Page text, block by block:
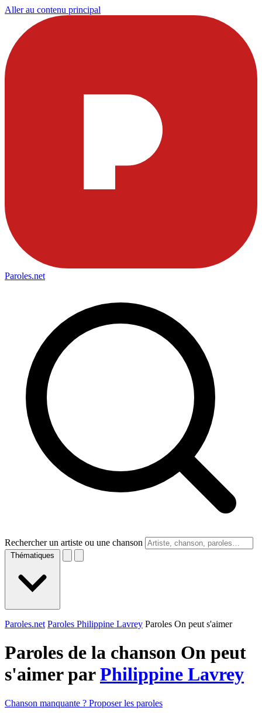
Aller au contenu principal
Paroles.net
Rechercher un artiste ou une chanson
Thématiques
Paroles.net Paroles Philippine Lavrey Paroles On peut s'aimer
Paroles de la chanson On peut
s'aimer parPhilippine Lavrey
Chanson manquante ? Proposer les paroles